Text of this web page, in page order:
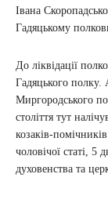
Івана
Гадяцькому
До ліквідації
Гадяцького полку.
Миргородського
століття тут
козаків-
чоловічої статі, 5
духовенства та